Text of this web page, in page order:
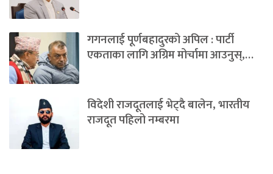
गगनलाई पूर्णबहादुरको अपिल : पार्टी
एकताका लागि अग्रिम मोर्चामा आउनुस्,…
विदेशी राजदूतलाई भेट्दै बालेन, भारतीय
राजदूत पहिलो नम्बरमा